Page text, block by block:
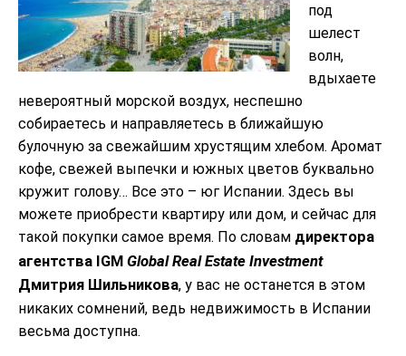
под
шелест
волн,
вдыхаете
невероятный морской воздух, неспешно
собираетесь и направляетесь в ближайшую
булочную за свежайшим хрустящим хлебом. Аромат
кофе, свежей выпечки и южных цветов буквально
кружит голову… Все это – юг Испании. Здесь вы
можете приобрести квартиру или дом, и сейчас для
такой покупки самое время. По словам директора
агентства IGM Global Real Estate Investment
Дмитрия Шильникова, у вас не останется в этом
никаких сомнений, ведь недвижимость в Испании
весьма доступна.